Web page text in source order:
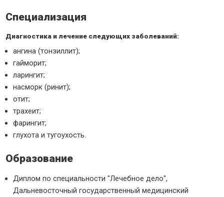
Специализация
Диагностика и лечение следующих заболеваний:
ангина (тонзиллит);
гайморит;
ларингит;
насморк (ринит);
отит;
трахеит;
фарингит;
глухота и тугоухость.
Образование
Диплом по специальности "Лечебное дело",
Дальневосточный государственный медицинский